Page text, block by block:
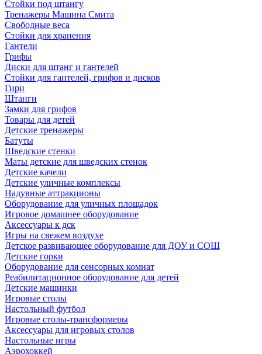
Стойки под штангу
Тренажеры Машина Смита
Свободные веса
Стойки для хранения
Гантели
Грифы
Диски для штанг и гантелей
Стойки для гантелей, грифов и дисков
Гири
Штанги
Замки для грифов
Товары для детей
Детские тренажеры
Батуты
Шведские стенки
Маты детские для шведских стенок
Детские качели
Детские уличные комплексы
Надувные аттракционы
Оборудование для уличных площадок
Игровое домашнее оборудование
Аксессуары к дск
Игры на свежем воздухе
Детское развивающее оборудование для ДОУ и СОШ
Детские горки
Оборудование для сенсорных комнат
Реабилитационное оборудование для детей
Детские машинки
Игровые столы
Настольный футбол
Игровые столы-трансформеры
Аксессуары для игровых столов
Настольные игры
Аэрохоккей